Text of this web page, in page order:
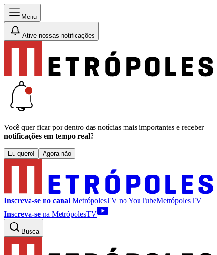
Menu
Ative nossas notificações
Você quer ficar por dentro das notícias mais importantes e receber
notificações em tempo real?
Eu quero! Agora não
Inscreva-se no canal MetrópolesTV noYouTubeMetrópolesTV
Inscreva-se na MetrópolesTV
Busca